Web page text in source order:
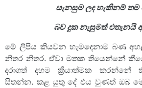
සැනසුම ලද හැකිනම් තම
බව දුක නැසුමත් එතැනයි
මේ ලිපිය කියවන හැමදෙනාම බණ
නිතර නිතර. ඒවා මතක තියෙන්නේ
දරාගත් දහම ක්‍රියාත්මක කරන්නේ
සිතන්න. කළ යුතු දේ එය වුණත් ඔබ